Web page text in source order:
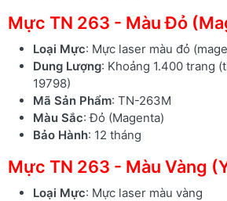
Mực TN 263 - Màu Đỏ
Loại Mực: Mực laser màu đỏ
Dung Lượng: Khoảng 1.400 trang
19798)
Mã Sản Phẩm: TN-263M
Màu Sắc: Đỏ (Magenta)
Bảo Hành: 12 tháng
Mực TN 263 - Màu Vàng
Loại Mực: Mực laser màu vàng